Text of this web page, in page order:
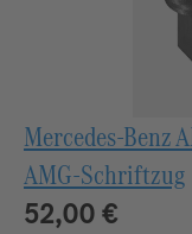
Mercedes-Benz
AMG-Schriftzug
52,00 €